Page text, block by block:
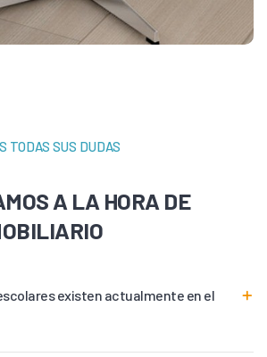
TODAS SUS DUDAS
A LA HORA DE
existen actualmente en el